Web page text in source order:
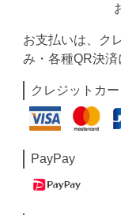
お支払いは、ク
み・各種QR決済
クレジットカー
PayPay